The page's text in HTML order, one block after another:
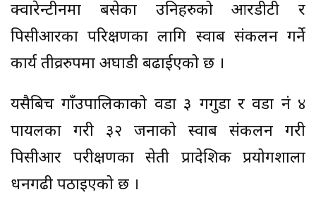
क्वारेन्टीनमा बसेका उनिहरुको आरडीटी र
पिसीआरका परिक्षणका लागि स्वाब संकलन गर्ने
कार्य तीव्ररुपमा अघाडी बढाईएको छ ।
यसैबिच गाँउपालिकाको वडा ३ गगुडा र वडा नं ४
पायलका गरी ३२ जनाको स्वाब संकलन गरी
पिसीआर परीक्षणका सेती प्रादेशिक प्रयोगशाला
धनगढी पठाइएको छ ।